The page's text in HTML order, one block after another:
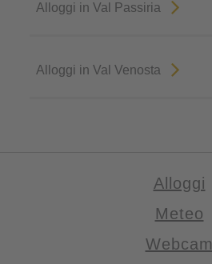
Alloggi in Val Passiria
Alloggi in Val Venosta
Alloggi
Meteo
Webcam